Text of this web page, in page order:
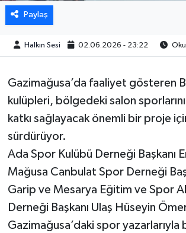
Paylaş
Halkın Sesi 02.06.2026 - 23:22
Gazimağusa’da faaliyet gösteren
kulüpleri, bölgedeki salon
katkı sağlayacak önemli bir proje için
sürdürüyor.
Ada Spor Kulübü Derneği Başkanı
Mağusa Canbulat Spor Derneği
Garip ve Mesarya Eğitim ve Spor
Derneği Başkanı Ulaş Hüseyin
Gazimağusa’daki spor yazarlarıyla